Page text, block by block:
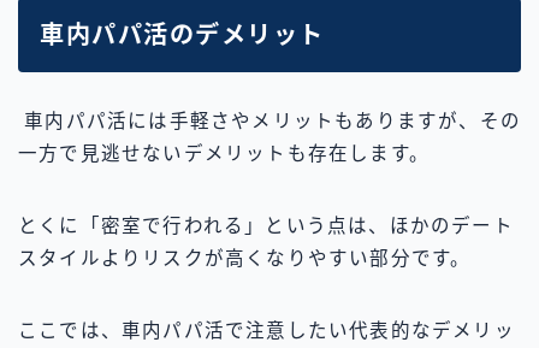
車内パパ活のデメリット
車内パパ活には手軽さやメリットもありますが、その
一方で見逃せないデメリットも存在します。
とくに「密室で行われる」という点は、ほかのデート
スタイルよりリスクが高くなりやすい部分です。
ここでは、車内パパ活で注意したい代表的なデメリッ